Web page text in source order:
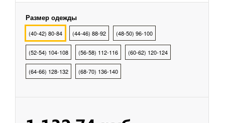
Индивидуальной
Защиты Рук
Размер одежды
(40-42) 80-84 (44-46) 88-92 (48-50) 96-100
(52-54) 104-108 (56-58) 112-116 (60-62) 120-124
(64-66) 128-132 (68-70) 136-140